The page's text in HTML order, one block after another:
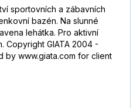
sportovních a zábavních
bazén. Na slunné
lehátka. Pro aktivní
Copyright GIATA 2004 -
by www.giata.com for client